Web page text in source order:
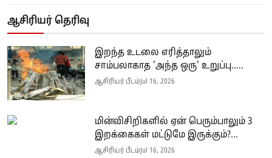
ஆசிரியர் தெரிவு
இறந்த உடலை எரித்தாலும்
சாம்பலாகாத 'அந்த ஒரு' உறுப்பு.....
ஆசிரியர் பீடம் Jul 16, 2026
மின்விசிறிகளில் ஏன் பெரும்பாலும் 3
இறக்கைகள் மட்டுமே இருக்கும்?...
ஆசிரியர் பீடம் Jul 16, 2026